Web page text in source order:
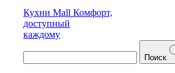
Кухни Mall Комфорт,
доступный
каждому
Поиск